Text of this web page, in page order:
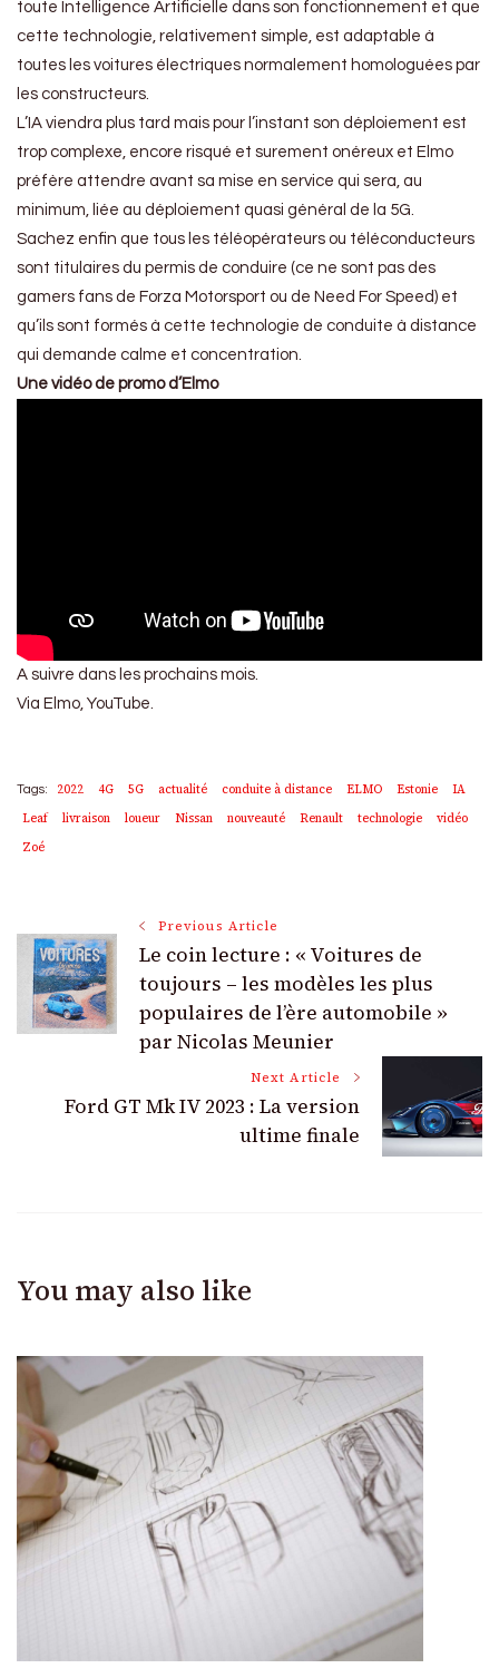
toute Intelligence Artificielle dans son fonctionnement et que
cette technologie, relativement simple, est adaptable à
toutes les voitures électriques normalement homologuées par
les constructeurs.
L’IA viendra plus tard mais pour l’instant son déploiement est
trop complexe, encore risqué et surement onéreux et Elmo
préfère attendre avant sa mise en service qui sera, au
minimum, liée au déploiement quasi général de la 5G.
Sachez enfin que tous les téléopérateurs ou téléconducteurs
sont titulaires du permis de conduire (ce ne sont pas des
gamers fans de Forza Motorsport ou de Need For Speed) et
qu’ils sont formés à cette technologie de conduite à distance
qui demande calme et concentration.
Une vidéo de promo d’Elmo
A suivre dans les prochains mois.
Via Elmo, YouTube.
Tags: 2022 4G 5G actualité conduite à distance ELMO Estonie
IA
Leaf
livraison loueur Nissan nouveauté Renault technologie
vidéo
Zoé
Post
Navigation
Previous Article
Le coin lecture : « Voitures de
toujours – les modèles les plus
populaires de l’ère automobile »
par Nicolas Meunier
Next Article
Ford GT Mk IV 2023 : La version
ultime finale
You may also like